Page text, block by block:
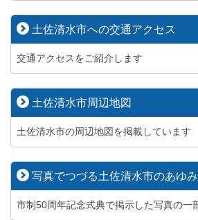
土佐清水市への交通アクセス
交通アクセスをご紹介します
土佐清水市周辺地図
土佐清水市の周辺地図を掲載しています
写真でつづる土佐清水市のあゆみ
市制50周年記念式典で掲示した写真の一